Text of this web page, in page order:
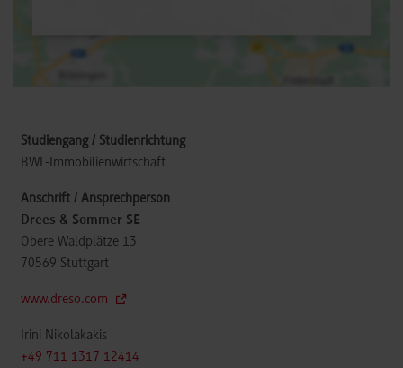
BWL-Immobilienwirtschaft
Drees & Sommer SE
Obere Waldplätze 13
70569 Stuttgart
www.dreso.com
Irini Nikolakakis
+49 711 1317 12414